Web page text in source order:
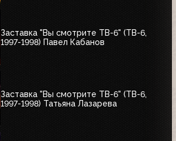
Заставка "Вы смотрите ТВ-6" (ТВ-6,
1997-1998) Павел Кабанов
Заставка "Вы смотрите ТВ-6" (ТВ-6,
1997-1998) Татьяна Лазарева